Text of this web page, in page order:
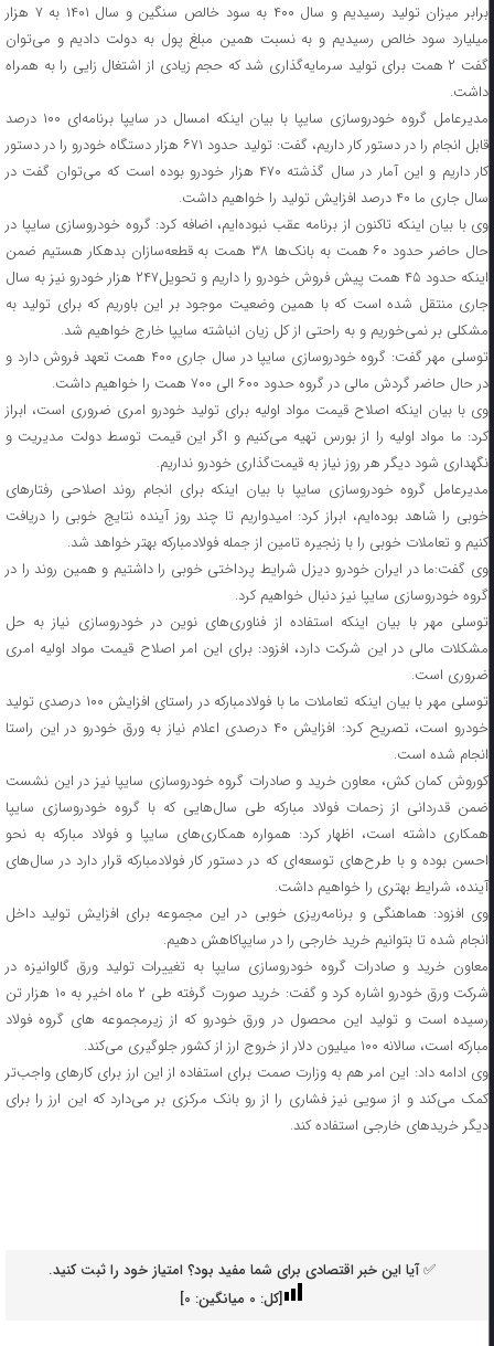
برابر میزان تولید رسیدیم و سال ۴۰۰ به سود خالص سنگین و سال ۱۴۰۱ به ۷ هزار
میلیارد سود خالص رسیدیم و به نسبت همین مبلغ پول به دولت دادیم و می‌توان
گفت ۲ همت برای تولید سرمایه‌گذاری شد که حجم زیادی از اشتغال زایی را به همراه
داشت.
مدیرعامل گروه خودروسازی سایپا با بیان اینکه امسال در سایپا برنامه‌ای ۱۰۰ درصد
قابل انجام را در دستور کار داریم، گفت: تولید حدود ۶۷۱ هزار دستگاه خودرو را در دستور
کار داریم و این آمار در سال گذشته ۴۷۰ هزار خودرو بوده است که می‌توان گفت در
سال جاری ما ۴۰ درصد افزایش تولید را خواهیم داشت.
وی با بیان اینکه تاکنون از برنامه عقب نبوده‌ایم، اضافه کرد: گروه خودروسازی سایپا در
حال حاضر حدود ۶۰ همت به بانک‌ها ۳۸ همت به قطعه‌سازان بدهکار هستیم ضمن
اینکه حدود ۴۵ همت پیش فروش خودرو را داریم و تحویل۲۴۷ هزار خودرو نیز به سال
جاری منتقل شده است که با همین وضعیت موجود بر این باوریم که برای تولید به
مشکلی بر نمی‌خوریم و به راحتی از کل زیان انباشته سایپا خارج خواهیم شد.
توسلی مهر گفت: گروه خودروسازی سایپا در سال جاری ۴۰۰ همت تعهد فروش دارد و
در حال حاضر گردش مالی در گروه حدود ۶۰۰ الی ۷۰۰ همت را خواهیم داشت.
وی با بیان اینکه اصلاح قیمت مواد اولیه برای تولید خودرو امری ضروری است، ابراز
کرد: ما مواد اولیه را از بورس تهیه می‌کنیم و اگر این قیمت توسط دولت مدیریت و
نگهداری شود دیگر هر روز نیاز به قیمت‌گذاری خودرو نداریم.
مدیرعامل گروه خودروسازی سایپا با بیان اینکه برای انجام روند اصلاحی رفتارهای
خوبی را شاهد بوده‌ایم، ابراز کرد: امیدواریم تا چند روز آینده نتایج خوبی را دریافت
کنیم و تعاملات خوبی را با زنجیره تامین از جمله فولادمبارکه بهتر خواهد شد.
وی گفت:ما در ایران خودرو دیزل شرایط پرداختی خوبی را داشتیم و همین روند را در
گروه خودروسازی سایپا نیز دنبال خواهیم کرد.
توسلی مهر با بیان اینکه استفاده از فناوری‌های نوین در خودروسازی نیاز به حل
مشکلات مالی در این شرکت دارد، افزود: برای این امر اصلاح قیمت مواد اولیه امری
ضروری است.
توسلی مهر با بیان اینکه تعاملات ما با فولادمبارکه در راستای افزایش ۱۰۰ درصدی تولید
خودرو است، تصریح کرد: افزایش ۴۰ درصدی اعلام نیاز به ورق خودرو در این راستا
انجام شده است.
کوروش کمان کش، معاون خرید و صادرات گروه خودروسازی سایپا نیز در این نشست
ضمن قدردانی از زحمات فولاد مبارکه طی سال‌هایی که با گروه خودروسازی سایپا
همکاری داشته است، اظهار کرد: همواره همکاری‌های سایپا و فولاد مبارکه به نحو
احسن بوده و با طرح‌های توسعه‌ای که در دستور کار فولادمبارکه قرار دارد در سال‌های
آینده، شرایط بهتری را خواهیم داشت.
وی افزود: هماهنگی و برنامه‌ریزی خوبی در این مجموعه برای افزایش تولید داخل
انجام شده تا بتوانیم خرید خارجی را در سایپاکاهش دهیم.
معاون خرید و صادرات گروه خودروسازی سایپا به تغییرات تولید ورق گالوانیزه در
شرکت ورق خودرو اشاره کرد و گفت: خرید صورت گرفته طی ۲ ماه اخیر به ۱۰ هزار تن
رسیده است و تولید این محصول در ورق خودرو که از زیرمجموعه های گروه فولاد
مبارکه است، سالانه ۱۰۰ میلیون دلار از خروج ارز از کشور جلوگیری می‌کند.
وی ادامه داد: این امر هم به وزارت صمت برای استفاده از این ارز برای کارهای واجب‌تر
کمک می‌کند و از سویی نیز فشاری را از رو بانک مرکزی بر می‌دارد که این ارز را برای
دیگر خریدهای خارجی استفاده کند.
✅ آیا این خبر اقتصادی برای شما مفید بود؟ امتیاز خود را ثبت کنید.
[کل: 0میانگین: 0
]